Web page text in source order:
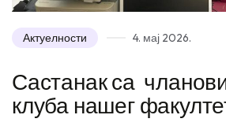
Актуелности 4. мај 2026.
Састанак са
клуба нашег